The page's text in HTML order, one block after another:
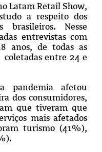
Latam Retail Show,
a respeito dos
Nesse
entrevistas com
anos, de todas as
coletadas entre 24 e
pandemia afetou
dos consumidores,
que tiveram que
mais afetados
turismo (41%),